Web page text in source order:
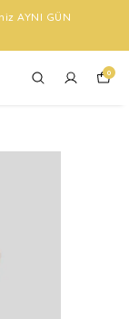
AYNI GÜN
0